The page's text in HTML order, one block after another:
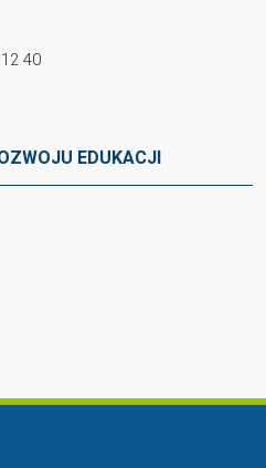
40
EDUKACJI